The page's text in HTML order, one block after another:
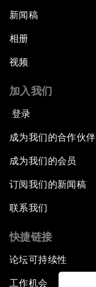
新闻稿
相册
视频
加入我们
登录
成为我们的合作伙伴
成为我们的会员
订阅我们的新闻稿
联系我们
快捷链接
论坛可持续性
工作机会